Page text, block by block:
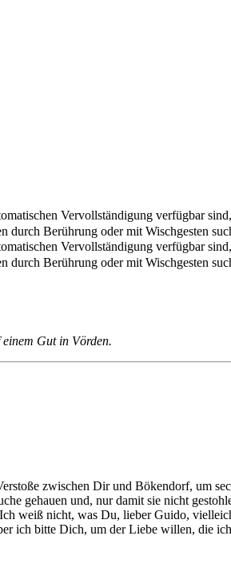
Vervollständigung verfügbar
durch Berührung oder mit Wischgesten
Vervollständigung verfügbar
durch Berührung oder mit Wischgesten
Gut in Vörden.
zwischen Dir und Bökendorf, um
gehauen und, nur damit sie nicht
weiß nicht, was Du, lieber Guido,
ich bitte Dich, um der Liebe willen, die